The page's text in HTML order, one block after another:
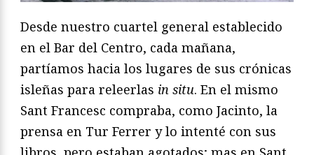
Desde nuestro cuartel general establecido
en el Bar del Centro, cada mañana,
partíamos hacia los lugares de sus crónicas
isleñas para releerlas in situ. En el mismo
Sant Francesc compraba, como Jacinto, la
prensa en Tur Ferrer y lo intenté con sus